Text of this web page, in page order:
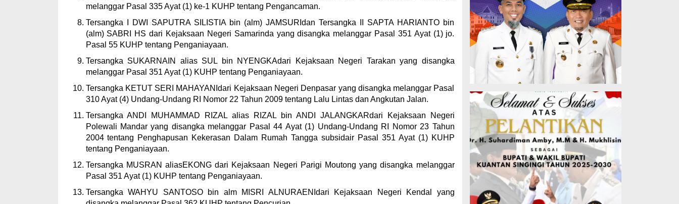
melanggar Pasal 335 Ayat (1) ke-1 KUHP tentang Pengancaman.
Tersangka I DWI SAPUTRA SILISTIA bin (alm) JAMSURIdan Tersangka II SAPTA HARIANTO bin
(alm) SABRI HS dari Kejaksaan Negeri Samarinda yang disangka melanggar Pasal 351 Ayat (1) jo.
Pasal 55 KUHP tentang Penganiayaan.
Tersangka SUKARNAIN alias SUL bin NYENGKAdari Kejaksaan Negeri Tarakan yang disangka
melanggar Pasal 351 Ayat (1) KUHP tentang Penganiayaan.
Tersangka KETUT SERI MAHAYANIdari Kejaksaan Negeri Denpasar yang disangka melanggar Pasal
310 Ayat (4) Undang-Undang RI Nomor 22 Tahun 2009 tentang Lalu Lintas dan Angkutan Jalan.
Tersangka ANDI MUHAMMAD RIZAL alias RIZAL bin ANDI JALANGKARdari Kejaksaan Negeri
Polewali Mandar yang disangka melanggar Pasal 44 Ayat (1) Undang-Undang RI Nomor 23 Tahun
2004 tentang Penghapusan Kekerasan Dalam Rumah Tangga subsidair Pasal 351 Ayat (1) KUHP
tentang Penganiayaan.
Tersangka MUSRAN aliasEKONG dari Kejaksaan Negeri Parigi Moutong yang disangka melanggar
Pasal 351 Ayat (1) KUHP tentang Penganiayaan.
Tersangka WAHYU SANTOSO bin alm MISRI ALNURAENIdari Kejaksaan Negeri Kendal yang